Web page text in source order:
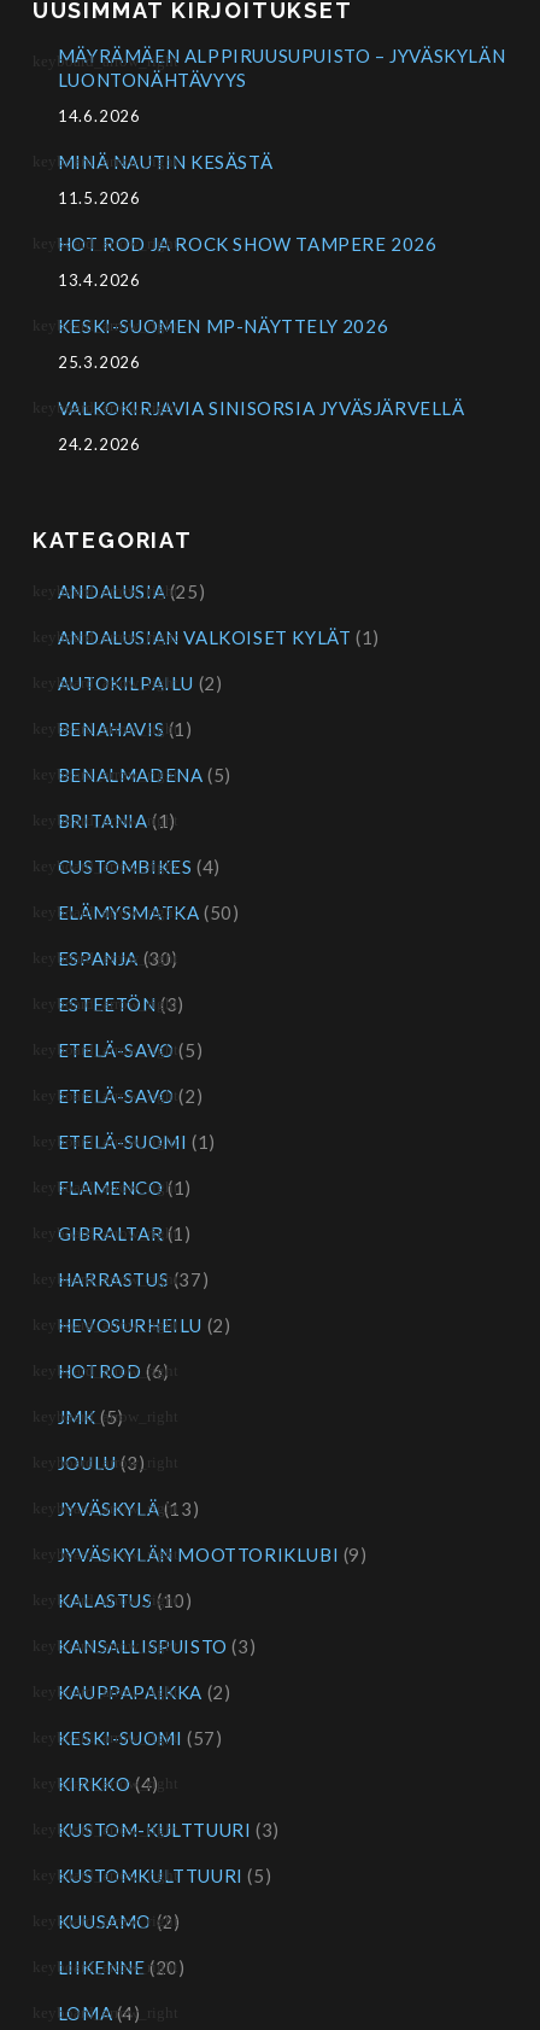
UUSIMMAT KIRJOITUKSET
MÄYRÄMÄEN ALPPIRUUSUPUISTO – JYVÄSKYLÄN
LUONTONÄHTÄVYYS
14.6.2026
MINÄ NAUTIN KESÄSTÄ
11.5.2026
HOT ROD JA ROCK SHOW TAMPERE 2026
13.4.2026
KESKI-SUOMEN MP-NÄYTTELY 2026
25.3.2026
VALKOKIRJAVIA SINISORSIA JYVÄSJÄRVELLÄ
24.2.2026
KATEGORIAT
ANDALUSIA (25)
ANDALUSIAN VALKOISET KYLÄT (1)
AUTOKILPAILU (2)
BENAHAVIS (1)
BENALMADENA (5)
BRITANIA (1)
CUSTOMBIKES (4)
ELÄMYSMATKA (50)
ESPANJA (30)
ESTEETÖN (3)
ETELÄ-SAVO (5)
ETELÄ-SAVO (2)
ETELÄ-SUOMI (1)
FLAMENCO (1)
GIBRALTAR (1)
HARRASTUS (37)
HEVOSURHEILU (2)
HOTROD (6)
JMK (5)
JOULU (3)
JYVÄSKYLÄ(13)
JYVÄSKYLÄN MOOTTORIKLUBI (9)
KALASTUS (10)
KANSALLISPUISTO (3)
KAUPPAPAIKKA (2)
KESKI-SUOMI (57)
KIRKKO (4)
KUSTOM-KULTTUURI (3)
KUSTOMKULTTUURI (5)
KUUSAMO (2)
LIIKENNE (20)
LOMA (4)